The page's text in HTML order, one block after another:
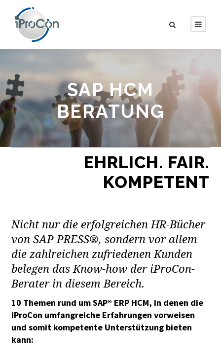
SAP HCM
BERATUNG
EHRLICH. FAIR.
KOMPETENT
Nicht nur die erfolgreichen HR-Bücher
von SAP PRESS®, sondern vor allem
die zahlreichen zufriedenen Kunden
belegen das Know-how der iProCon-
Berater in diesem Bereich.
10 Themen rund um SAP® ERP HCM, in denen die
iProCon umfangreiche Erfahrungen vorweisen
und somit kompetente Unterstützung bieten
kann: